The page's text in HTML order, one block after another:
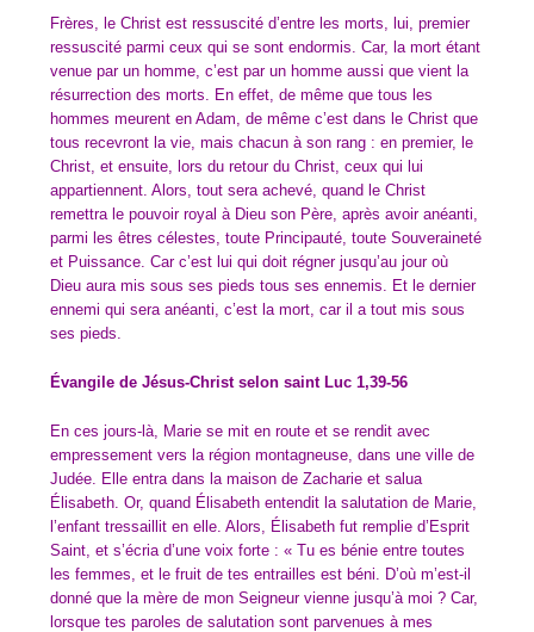
Frères, le Christ est ressuscité d’entre les morts, lui, premier
ressuscité parmi ceux qui se sont endormis. Car, la mort étant
venue par un homme, c’est par un homme aussi que vient la
résurrection des morts. En effet, de même que tous les
hommes meurent en Adam, de même c’est dans le Christ que
tous recevront la vie, mais chacun à son rang : en premier, le
Christ, et ensuite, lors du retour du Christ, ceux qui lui
appartiennent. Alors, tout sera achevé, quand le Christ
remettra le pouvoir royal à Dieu son Père, après avoir anéanti,
parmi les êtres célestes, toute Principauté, toute Souveraineté
et Puissance. Car c’est lui qui doit régner jusqu’au jour où
Dieu aura mis sous ses pieds tous ses ennemis. Et le dernier
ennemi qui sera anéanti, c’est la mort, car il a tout mis sous
ses pieds.
Évangile de Jésus-Christ selon saint Luc 1,39-56
En ces jours-là, Marie se mit en route et se rendit avec
empressement vers la région montagneuse, dans une ville de
Judée. Elle entra dans la maison de Zacharie et salua
Élisabeth. Or, quand Élisabeth entendit la salutation de Marie,
l’enfant tressaillit en elle. Alors, Élisabeth fut remplie d’Esprit
Saint, et s’écria d’une voix forte : « Tu es bénie entre toutes
les femmes, et le fruit de tes entrailles est béni. D’où m’est-il
donné que la mère de mon Seigneur vienne jusqu’à moi ? Car,
lorsque tes paroles de salutation sont parvenues à mes